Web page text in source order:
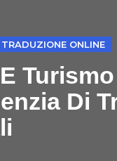
ONLINE
Di